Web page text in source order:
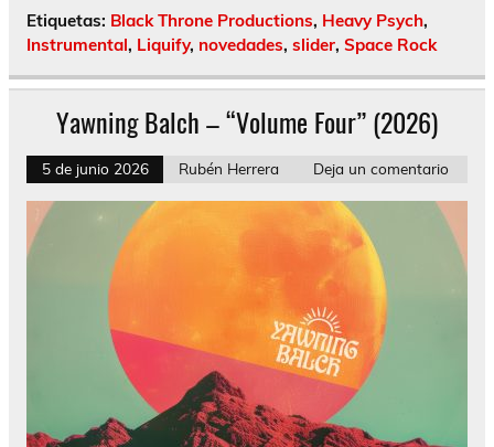
Etiquetas: Black Throne Productions, Heavy Psych,
Instrumental, Liquify, novedades, slider, Space Rock
Yawning Balch – “Volume Four” (2026)
5 de junio 2026 Rubén Herrera Deja un comentario